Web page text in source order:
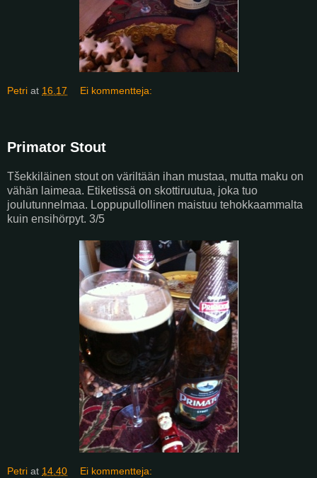
Petri at 16.17 Ei kommentteja:
Primator Stout
Tšekkiläinen stout on väriltään ihan mustaa, mutta maku on
vähän laimeaa. Etiketissä on skottiruutua, joka tuo
joulutunnelmaa. Loppupullollinen maistuu tehokkaammalta
kuin ensihörpyt. 3/5
Petri at 14.40 Ei kommentteja: